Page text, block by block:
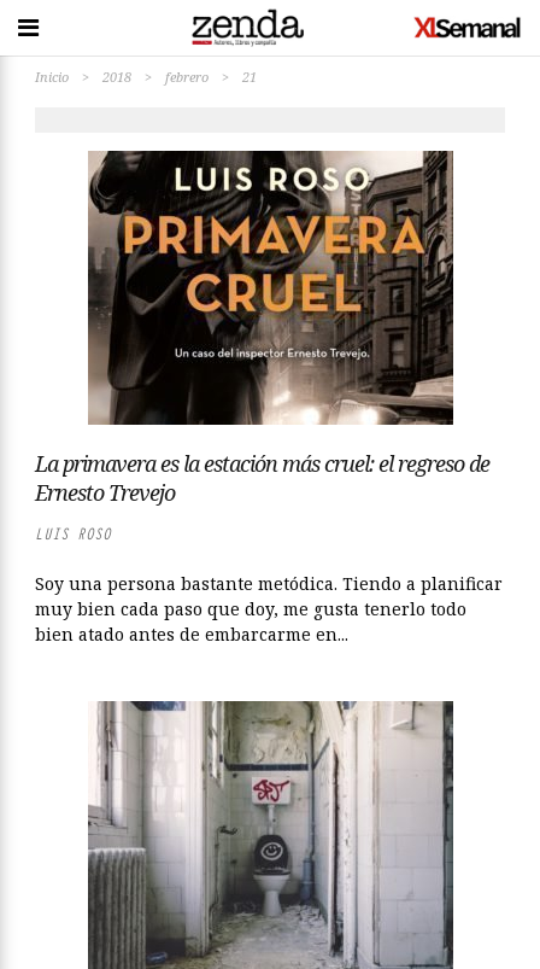
Inicio > 2018 > febrero > 21
La primavera es la estación más cruel: el regreso de
Ernesto Trevejo
LUIS ROSO
Soy una persona bastante metódica. Tiendo a planificar
muy bien cada paso que doy, me gusta tenerlo todo
bien atado antes de embarcarme en...